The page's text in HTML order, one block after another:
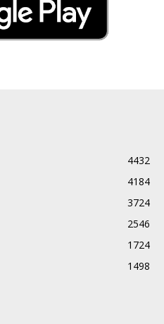
4432
4184
3724
2546
1724
1498